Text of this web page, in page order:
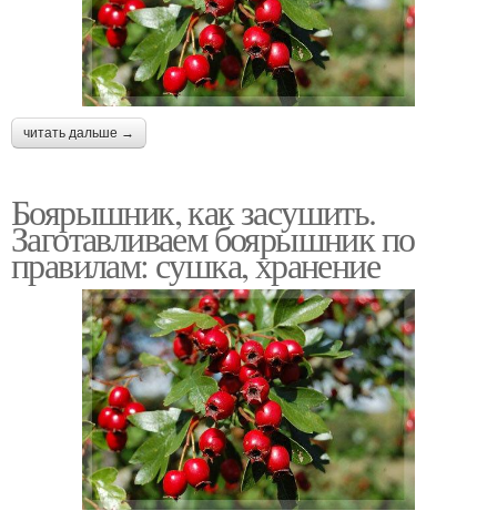
читать дальше →
Боярышник, как засушить.
Заготавливаем боярышник по
правилам: сушка, хранение